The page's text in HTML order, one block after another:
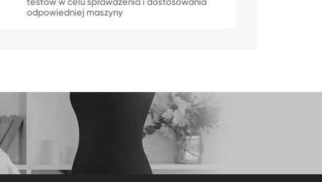
testów w celu sprawdzenia i dostosowania
odpowiedniej maszyny